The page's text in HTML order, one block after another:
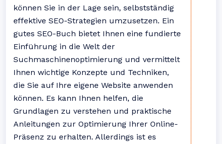
können Sie in der Lage sein, selbstständig
effektive SEO-Strategien umzusetzen. Ein
gutes SEO-Buch bietet Ihnen eine fundierte
Einführung in die Welt der
Suchmaschinenoptimierung und vermittelt
Ihnen wichtige Konzepte und Techniken,
die Sie auf Ihre eigene Website anwenden
können. Es kann Ihnen helfen, die
Grundlagen zu verstehen und praktische
Anleitungen zur Optimierung Ihrer Online-
Präsenz zu erhalten. Allerdings ist es